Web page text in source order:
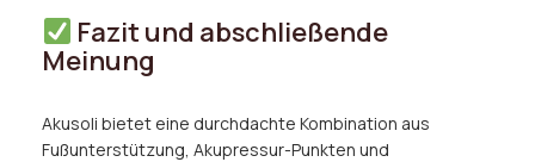
Fazit und abschließende
Meinung
Akusoli bietet eine durchdachte Kombination aus
Fußunterstützung, Akupressur-Punkten und